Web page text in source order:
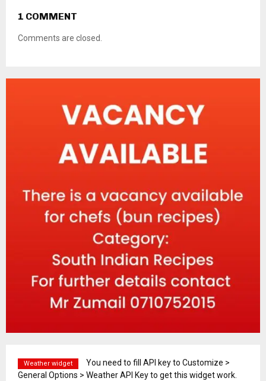
1 COMMENT
Comments are closed.
Weather widget
You need to fill API key to Customize >
General Options > Weather API Key to get this widget work.